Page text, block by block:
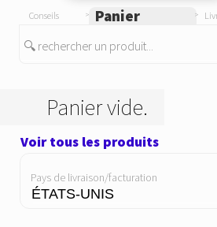
Conseils Panier
🔍 rechercher un produit...
Panier vide.
Voir tous les produits
Pays de livraison/facturation